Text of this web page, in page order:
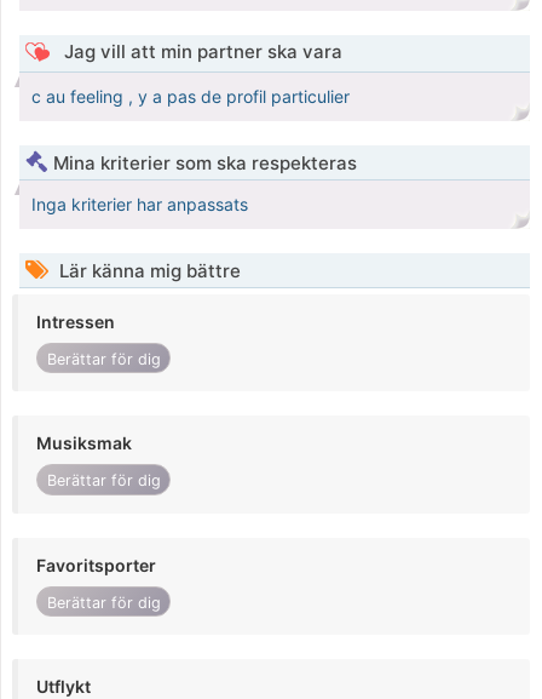
Jag vill att min partner ska vara
c au feeling , y a pas de profil particulier
Mina kriterier som ska respekteras
Inga kriterier har anpassats
Lär känna mig bättre
Intressen
Berättar för dig
Musiksmak
Berättar för dig
Favoritsporter
Berättar för dig
Utflykt